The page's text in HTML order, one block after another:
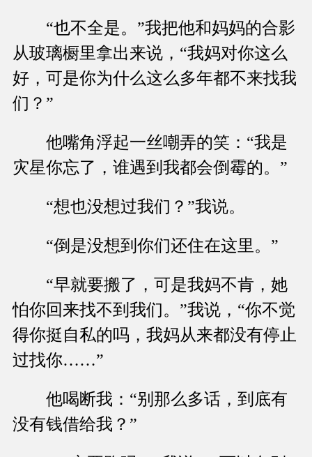
“也不全是。”我把他和妈妈的合影
从玻璃橱里拿出来说，“我妈对你这么
好，可是你为什么这么多年都不来找我
们？”
他嘴角浮起一丝嘲弄的笑：“我是
灾星你忘了，谁遇到我都会倒霉的。”
“想也没想过我们？”我说。
“倒是没想到你们还住在这里。”
“早就要搬了，可是我妈不肯，她
怕你回来找不到我们。”我说，“你不觉
得你挺自私的吗，我妈从来都没有停止
过找你……”
他喝断我：“别那么多话，到底有
没有钱借给我？”